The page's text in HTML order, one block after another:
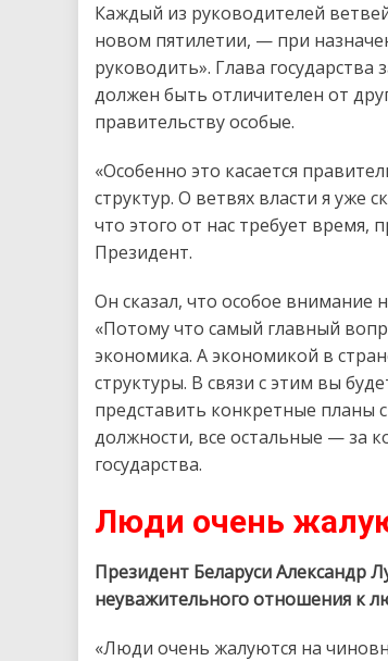
Каждый из руководителей
новом пятилетии, — при
руководить». Глава
должен быть отличителен от
правительству особые.
«Особенно это касается
структур. О ветвях власти я уже
что этого от нас требует время,
Президент.
Он сказал, что особое внимание
«Потому что самый главный
экономика. А экономикой в
структуры. В связи с этим вы
представить конкретные планы
должности, все остальные — за
государства.
Люди очень
Президент Беларуси Александр
неуважительного отношения к
«Люди очень жалуются на